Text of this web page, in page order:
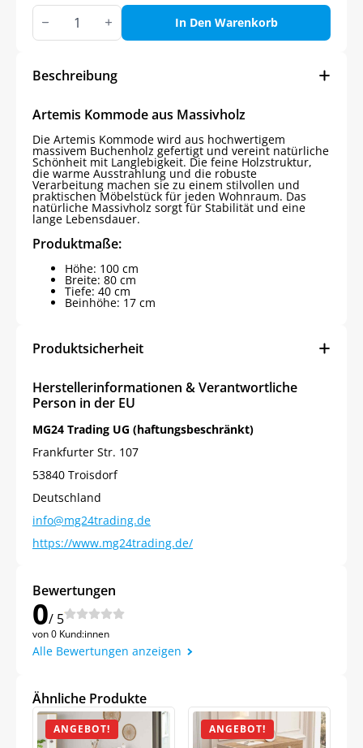
Artemis
Holz
Kommode
In Den Warenkorb
Beschreibung
Artemis Kommode aus Massivholz
Die Artemis Kommode wird aus hochwertigem
massivem Buchenholz gefertigt und vereint natürliche
Schönheit mit Langlebigkeit. Die feine Holzstruktur,
die warme Ausstrahlung und die robuste
Verarbeitung machen sie zu einem stilvollen und
praktischen Möbelstück für jeden Wohnraum. Das
natürliche Massivholz sorgt für Stabilität und eine
lange Lebensdauer.
Produktmaße:
Höhe: 100 cm
Breite: 80 cm
Tiefe: 40 cm
Beinhöhe: 17 cm
Produktsicherheit
Herstellerinformationen & Verantwortliche
Person in der EU
MG24 Trading UG (haftungsbeschränkt)
Frankfurter Str. 107
53840 Troisdorf
Deutschland
info@mg24trading.de
https://www.mg24trading.de/
Bewertungen
0/ 5
von 0 Kund:innen
Alle Bewertungen anzeigen
Ähnliche Produkte
ANGEBOT! ANGEBOT!